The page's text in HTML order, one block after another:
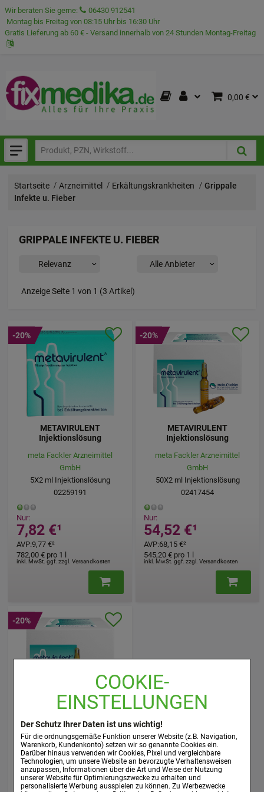
COOKIE-
EINSTELLUNGEN
Der Schutz Ihrer Daten ist uns wichtig!
Für die ordnungsgemäße Funktion unserer Website (z.B. Navigation,
Warenkorb, Kundenkonto) setzen wir so genannte Cookies ein.
Darüber hinaus verwenden wir Cookies, Pixel und vergleichbare
Technologien, um unsere Website an bevorzugte Verhaltensweisen
anzupassen, Informationen über die Art und Weise der Nutzung
unserer Website für Optimierungszwecke zu erhalten und
personalisierte Werbung ausspielen zu können. Zu Werbezwecke
Wir beraten Sie gerne:
06430 912541
Montag bis Freitag von 08:15 Uhr bis 16:30 Uhr
Gratis Lieferung ab 60 € - Versand innerhalb von 24 Stunden Montag-Freitag
0,00 €
Startseite Arzneimittel Erkältungskrankheiten
Grippale
Infekte u. Fieber
GRIPPALE INFEKTE U. FIEBER
Anzeige Seite 1 von 1 (3 Artikel)
METAVIRULENT
Injektionslösung
meta Fackler Arzneimittel
GmbH
5X2 ml Injektionslösung
02259191
Nur:
7,82 €¹
AVP:9,77 €²
inkl. MwSt. ggf. zzgl. Versandkosten
782,00 € pro 1 l
-20%
METAVIRULENT
Injektionslösung
meta Fackler Arzneimittel
GmbH
50X2ml Injektionslösung
02417454
Nur:
54,52 €¹
AVP:68,15 €²
inkl. MwSt. ggf. zzgl. Versandkosten
545,20 € pro 1 l
-20%
Injektionslösung
meta Fackler Arzneimittel
GmbH
100X2ml Injektionslösung
02417460
-20%